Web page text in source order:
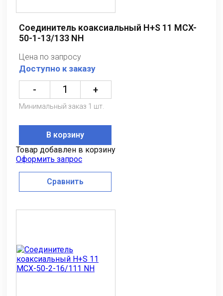
Соединитель коаксиальный H+S 11 MCX-
50-1-13/133 NH
Цена по запросу
Доступно к заказу
- +
Минимальный заказ 1 шт.
В корзину
Товар добавлен в корзину
Оформить запрос
Сравнить